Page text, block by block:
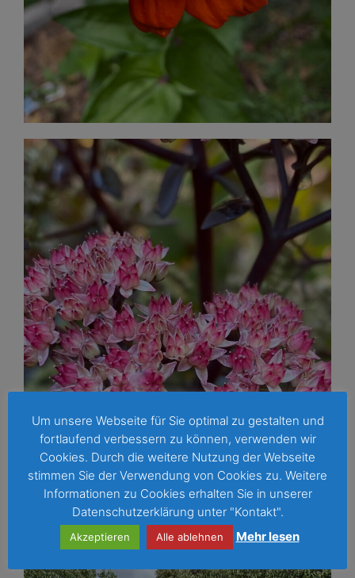
Um unsere Webseite für Sie optimal zu gestalten und
fortlaufend verbessern zu können, verwenden wir
Cookies. Durch die weitere Nutzung der Webseite
stimmen Sie der Verwendung von Cookies zu. Weitere
Informationen zu Cookies erhalten Sie in unserer
Datenschutzerklärung unter "Kontakt".
Akzeptieren Alle ablehnen Mehr lesen